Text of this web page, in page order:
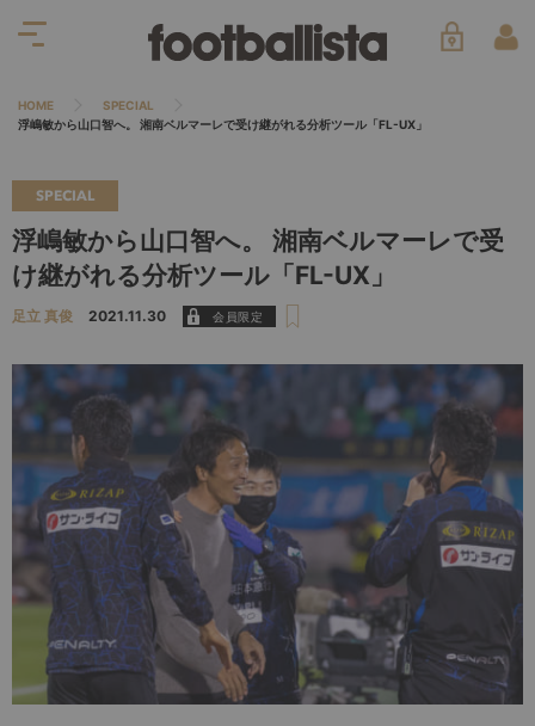
HOME
SPECIAL
浮嶋敏から山口智へ。 湘南ベルマーレで受け継がれる分析ツール「FL-UX」
SPECIAL
浮嶋敏から山口智へ。 湘南ベルマーレで受
け継がれる分析ツール「FL-UX」
足立 真俊 2021.11.30